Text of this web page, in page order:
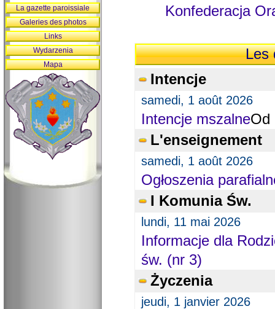
Konfederacja
Les
Intencje
samedi, 1 août 2026
Intencje mszalneOd
L'enseignement
samedi, 1 août 2026
Ogłoszenia
I Komunia Św.
lundi, 11 mai 2026
Informacje dla
św. (nr 3)
Życzenia
jeudi, 1 janvier 2026
La gazette paroissiale
Galeries des photos
Links
Wydarzenia
Mapa